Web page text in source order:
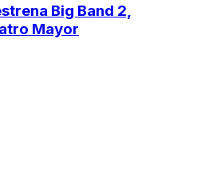
Big Band 2,
Mayor